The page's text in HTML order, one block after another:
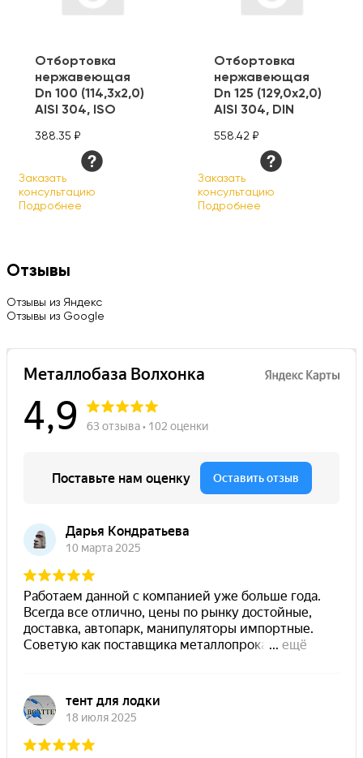
Отбортовка
нержавеющая
Dn 100 (114,3х2,0)
AISI 304, ISO
388.35 ₽
Заказать
консультацию
Подробнее
Отбортовка
нержавеющая
Dn 125 (129,0х2,0)
AISI 304, DIN
558.42 ₽
Заказать
консультацию
Подробнее
Отзывы
Отзывы из Яндекс
Отзывы из Google